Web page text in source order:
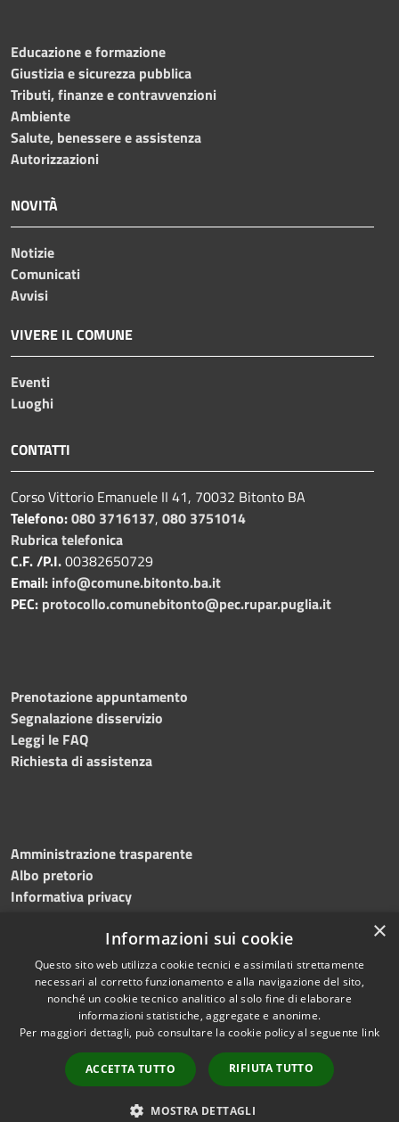
Educazione e formazione
Giustizia e sicurezza pubblica
Tributi, finanze e contravvenzioni
Ambiente
Salute, benessere e assistenza
Autorizzazioni
NOVITÀ
Notizie
Comunicati
Avvisi
VIVERE IL COMUNE
Eventi
Luoghi
CONTATTI
Corso Vittorio Emanuele II 41, 70032 Bitonto BA
Telefono:080 3716137, 080 3751014
Rubrica telefonica
C.F. /P.I.00382650729
Email: info@comune.bitonto.ba.it
PEC: protocollo.comunebitonto@pec.rupar.puglia.it
Prenotazione appuntamento
Segnalazione disservizio
Leggi le FAQ
Richiesta di assistenza
Amministrazione trasparente
Albo pretorio
Informativa privacy
Dichiarazione di accessibilità Meccanismo di feedback
RSS
Accessibilità
Copyright © 2026 • Comune di
Bitonto • Powered by
Municipium•
Accesso
redazione
×
Informazioni sui cookie
Questo sito web utilizza cookie tecnici e assimilati strettamente
necessari al corretto funzionamento e alla navigazione del sito,
nonché un cookie tecnico analitico al solo fine di elaborare
informazioni statistiche, aggregate e anonime.
Per maggiori dettagli, può consultare la cookie policy al seguente link
ACCETTA TUTTO RIFIUTA TUTTO
MOSTRA DETTAGLI